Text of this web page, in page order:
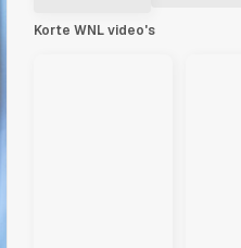
Korte WNL video's